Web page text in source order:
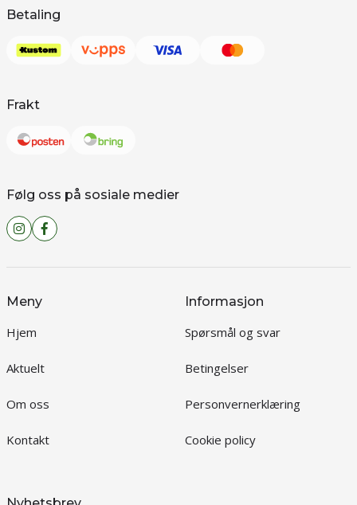
Betaling
Frakt
Følg oss på sosiale medier
Meny
Hjem
Aktuelt
Om oss
Kontakt
Informasjon
Spørsmål og svar
Betingelser
Personvernerklæring
Cookie policy